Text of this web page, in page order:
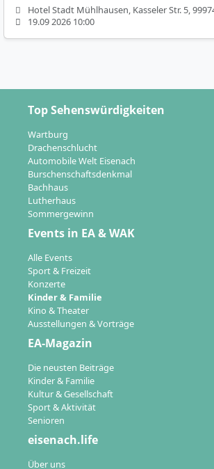
Hotel Stadt Mühlhausen, Kasseler Str. 5,
19.09 2026 10:00
Top Sehenswürdigkeiten
Wartburg
Drachenschlucht
Automobile Welt Eisenach
Burschenschaftsdenkmal
Bachhaus
Lutherhaus
Sommergewinn
Events in EA & WAK
Alle Events
Sport & Freizeit
Konzerte
Kinder & Familie
Kino & Theater
Ausstellungen & Vorträge
EA-Magazin
Die neusten Beiträge
Kinder & Familie
Kultur & Gesellschaft
Sport & Aktivität
Senioren
eisenach.life
Über uns